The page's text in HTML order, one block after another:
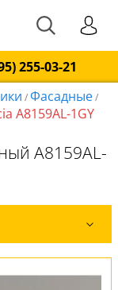
255-03-21
/Фасадные/
A8159AL-1GY
A8159AL-